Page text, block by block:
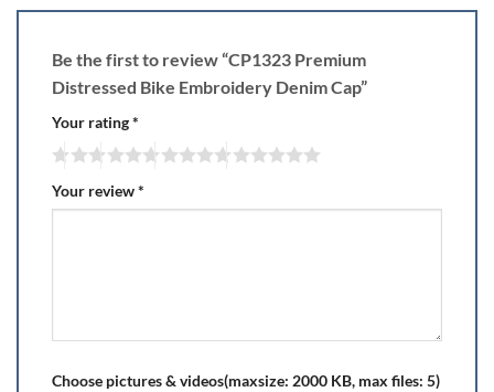
Be the first to review “CP1323 Premium
Distressed Bike Embroidery Denim Cap”
Your rating*
Your review*
Choose pictures & videos(maxsize: 2000 KB, max files: 5)